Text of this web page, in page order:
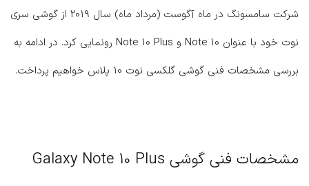
شرکت سامسونگ در ماه آگوست (مرداد ماه) سال 2019 از گوشی سری
نوت خود با عنوان Note 10 و Note 10 Plus رونمایی کرد. در ادامه به
بررسی مشخصات فنی گوشی گلکسی نوت 10 پلاس خواهیم پرداخت.
مشخصات فنی گوشی Galaxy Note 10 Plus